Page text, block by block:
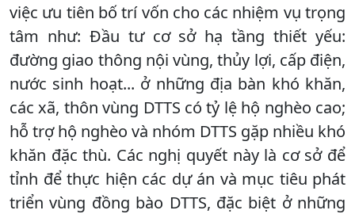
việc ưu tiên bố trí vốn cho các nhiệm vụ trọng
tâm như: Đầu tư cơ sở hạ tầng thiết yếu:
đường giao thông nội vùng, thủy lợi, cấp điện,
nước sinh hoạt... ở những địa bàn khó khăn,
các xã, thôn vùng DTTS có tỷ lệ hộ nghèo cao;
hỗ trợ hộ nghèo và nhóm DTTS gặp nhiều khó
khăn đặc thù. Các nghị quyết này là cơ sở để
tỉnh để thực hiện các dự án và mục tiêu phát
triển vùng đồng bào DTTS, đặc biệt ở những